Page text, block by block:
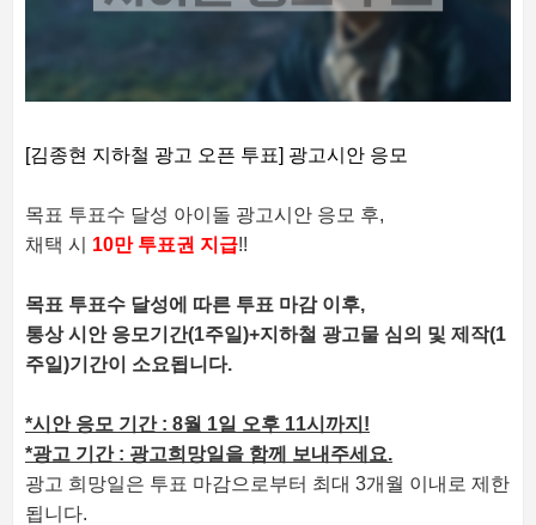
[김종현 지하철 광고 오픈 투표] 광고시안 응모
목표 투표수 달성 아이돌 광고시안 응모 후,
채택 시 10만 투표권 지급!!
목표 투표수 달성에 따른 투표 마감 이후,
통상 시안 응모기간(1주일)+지하철 광고물 심의 및 제작(1
주일)기간이 소요됩니다.
*시안 응모 기간 : 8월 1일 오후 11시까지!
*광고 기간 : 광고희망일을 함께 보내주세요.
광고 희망일은 투표 마감으로부터 최대 3개월 이내로 제한
됩니다.